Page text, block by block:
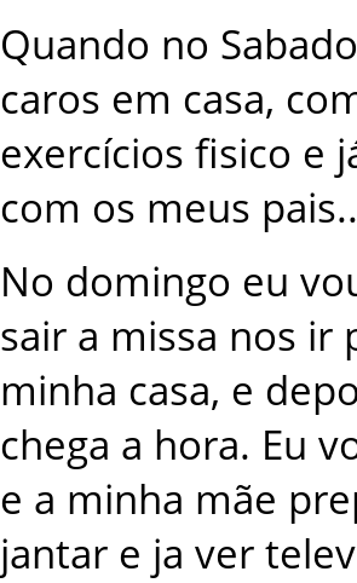
Quando no Sabado
caros em casa,
exercícios fisico e
com os meus pais
No domingo eu
sair a missa nos ir
minha casa, e
chega a hora. Eu
e a minha mãe
jantar e ja ver